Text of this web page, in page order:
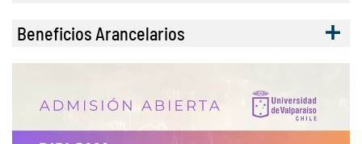
Beneficios Arancelarios